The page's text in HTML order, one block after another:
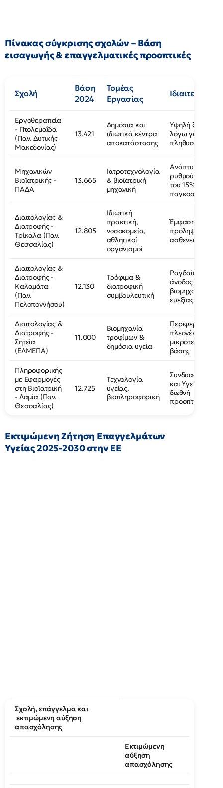
Πίνακας σύγκρισης σχολών – Βάση
εισαγωγής & επαγγελματικές προοπτικές
Σχολή
Βάση
2024
Τομέας
Εργασίας
Ιδιαιτερότητα
Εργοθεραπεία
- Πτολεμαΐδα
(Παν. Δυτικής
Μακεδονίας)
13.421
Δημόσια και
ιδιωτικά κέντρα
αποκατάστασης
Υψηλή ζήτηση
λόγω γήρανσης
πληθυσμού
Μηχανικών
Βιοϊατρικής -
ΠΑΔΑ
13.665
Ιατροτεχνολογία
& βιοϊατρική
μηχανική
Ανάπτυξη με
ρυθμούς άνω
του 15%
παγκοσμίως
Διαιτολογίας &
Διατροφής -
Τρίκαλα (Παν.
Θεσσαλίας)
12.805
Ιδιωτική
πρακτική,
νοσοκομεία,
αθλητικοί
οργανισμοί
Έμφαση σε
πρόληψη
ασθενειών
Διαιτολογίας &
Διατροφής -
Καλαμάτα
(Παν.
Πελοποννήσου)
12.130
Τρόφιμα &
διατροφική
συμβουλευτική
Ραγδαία
άνοδος
βιομηχανίας
ευεξίας
Διαιτολογίας &
Διατροφής -
Σητεία
(ΕΛΜΕΠΑ)
11.000
Βιομηχανία
τροφίμων &
δημόσια υγεία
Περιφερειακό
πλεονέκτημα
μικρότερης
βάσης
Πληροφορικής
με Εφαρμογές
στη Βιοϊατρική
- Λαμία (Παν.
Θεσσαλίας)
12.725
Τεχνολογία
υγείας,
βιοπληροφορική
Συνδυασμός IT
και Υγείας με
διεθνή
προοπτική
Εκτιμώμενη Ζήτηση Επαγγελμάτων
Υγείας 2025-2030 στην ΕΕ
Σχολή, επάγγελμα και
εκτιμώμενη αύξηση
απασχόλησης
Εκτιμώμενη
αύξηση
απασχόλησης